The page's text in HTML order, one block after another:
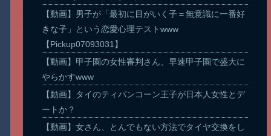
【動画】男子が「最初に目がいく子＝無意識に一番好
きな子」という恋愛心理テストwww
【Pickup07093031】
【動画】甲子園の女性審判さん、早速甲子園で盛大に
やらかすwww
【動画】タイのティパンコーン王子が日本人女性とデ
ートか？
【動画】女さん、とんでもない方法でタイヤ交換をし